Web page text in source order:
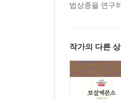
제8 불배대승계第八
개설槪說
제1 불통국사계第
제2 불악판매계第二
제3 불훼량선계第
법상종을 연구
작가의 다른